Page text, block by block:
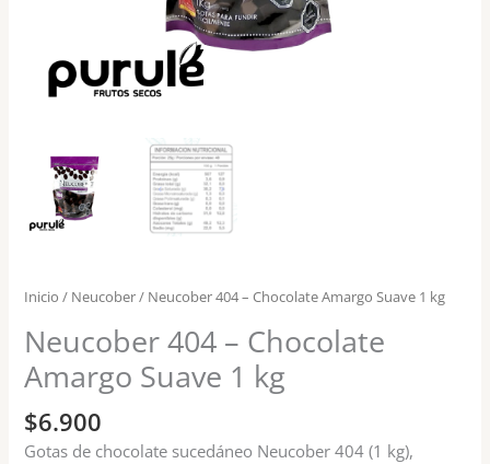
Inicio / Neucober/ Neucober 404 – Chocolate Amargo Suave 1 kg
Neucober 404 – Chocolate
Amargo Suave 1 kg
$6.900
Gotas de chocolate sucedáneo Neucober 404 (1 kg),